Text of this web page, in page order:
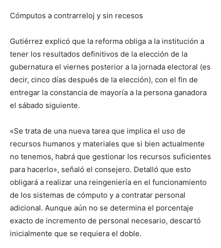
Cómputos a contrarreloj y sin recesos
Gutiérrez explicó que la reforma obliga a la institución a
tener los resultados definitivos de la elección de la
gubernatura el viernes posterior a la jornada electoral (es
decir, cinco días después de la elección), con el fin de
entregar la constancia de mayoría a la persona ganadora
el sábado siguiente.
«Se trata de una nueva tarea que implica el uso de
recursos humanos y materiales que si bien actualmente
no tenemos, habrá que gestionar los recursos suficientes
para hacerlo», señaló el consejero. Detalló que esto
obligará a realizar una reingeniería en el funcionamiento
de los sistemas de cómputo y a contratar personal
adicional. Aunque aún no se determina el porcentaje
exacto de incremento de personal necesario, descartó
inicialmente que se requiera el doble.